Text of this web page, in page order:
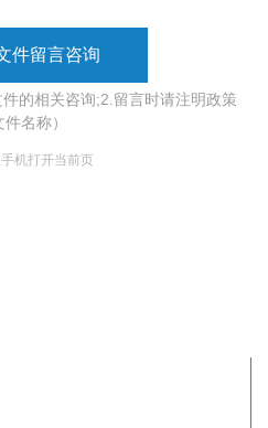
件留言咨询
件的相关咨询;2.留言时请注明政策
名称）
机打开当前页